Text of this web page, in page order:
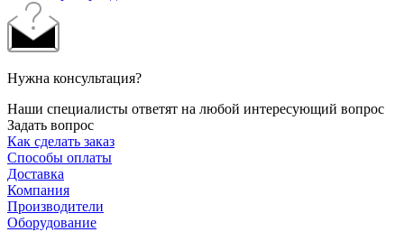
Нужна консультация?
Наши специалисты ответят на любой интересующий вопрос
Задать вопрос
Как сделать заказ
Способы оплаты
Доставка
Компания
Производители
Оборудование